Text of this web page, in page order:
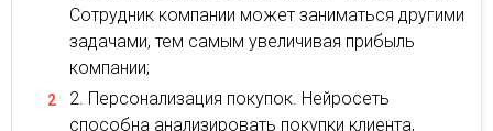
Сотрудник компании может заниматься другими
задачами, тем самым увеличивая прибыль
компании;
Персонализация покупок. Нейросеть
способна анализировать покупки клиента,